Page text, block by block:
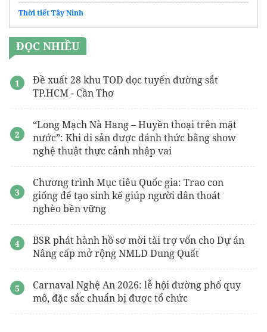
Thời tiết Tây Ninh
ĐỌC NHIỀU
Đề xuất 28 khu TOD dọc tuyến đường sắt
TP.HCM - Cần Thơ
“Long Mạch Nà Hang – Huyền thoại trên mặt
nước”: Khi di sản được đánh thức bằng show
nghệ thuật thực cảnh nhập vai
Chương trình Mục tiêu Quốc gia: Trao con
giống để tạo sinh kế giúp người dân thoát
nghèo bền vững
BSR phát hành hồ sơ mời tài trợ vốn cho Dự án
Nâng cấp mở rộng NMLD Dung Quất
Carnaval Nghệ An 2026: lễ hội đường phố quy
mô, đặc sắc chuẩn bị được tổ chức